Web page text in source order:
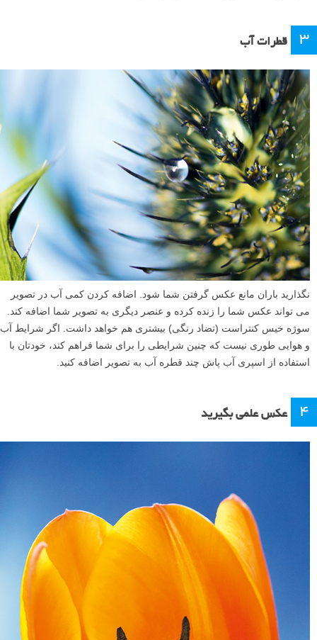
۳ قطرات آب
نگذارید باران مانع عکس گرفتن شما شود. اضافه کردن کمی آب در تصویر
می تواند عکس شما را زنده کرده و عنصر دیگری به تصویر شما اضافه کند.
سوژه خیس کنتراست (تضاد رنگی) بیشتری هم خواهد داشت. اگر شرایط آب
و هوایی طوری نیست که چنین شرایطی را برای شما فراهم کند، خودتان با
استفاده از اسپری آب پاش چند قطره آب به تصویر اضافه کنید.
۴ عکس علمی بگیرید